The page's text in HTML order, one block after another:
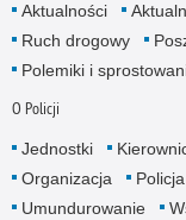
Aktualności
Ruch drogowy
Polemiki i
O Policji
Jednostki
Organizacja
Umundurowanie